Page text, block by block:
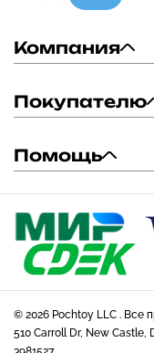
Компания
Покупателю
Помощь
© 2026 Pochtoy LLC . Все
510 Carroll Dr, New Castle,